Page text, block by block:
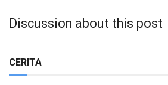
Discussion about this post
CERITA